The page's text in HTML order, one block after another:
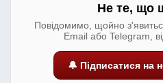
Не те, що
Повідомимо, щойно
Email або Telegram,
🔔 Підписатися на